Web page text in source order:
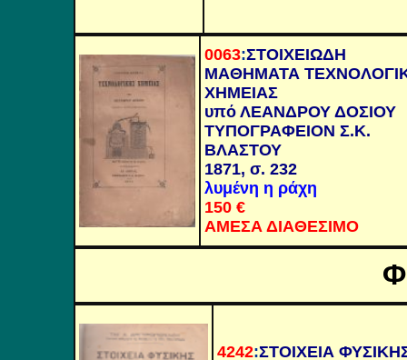
0063:ΣΤΟΙΧΕΙΩΔΗ
ΜΑΘΗΜΑΤΑ
ΧΗΜΕΙΑΣ
υπό ΛΕΑΝΔΡΟΥ ΔΟΣΙΟΥ
ΤΥΠΟΓΡΑΦΕΙΟΝ Σ.Κ.
ΒΛΑΣΤΟΥ
1871, σ. 232
λυμένη η ράχη
150 €
ΑΜΕΣΑ ΔΙΑΘΕΣΙΜΟ
4242:ΣΤΟΙΧΕΙΑ